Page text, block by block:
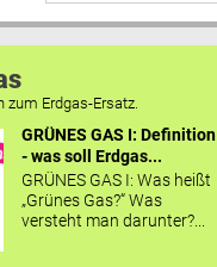
zum Erdgas-Ersatz.
GRÜNES GAS I: Definition
- was soll Erdgas...
GRÜNES GAS I: Was heißt
„Grünes Gas?“ Was
versteht man darunter?...